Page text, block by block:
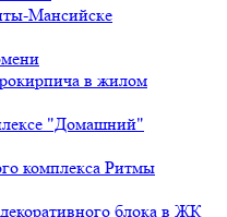
Мансийске
в жилом
"Домашний"
комплекса Ритмы
блока в ЖК